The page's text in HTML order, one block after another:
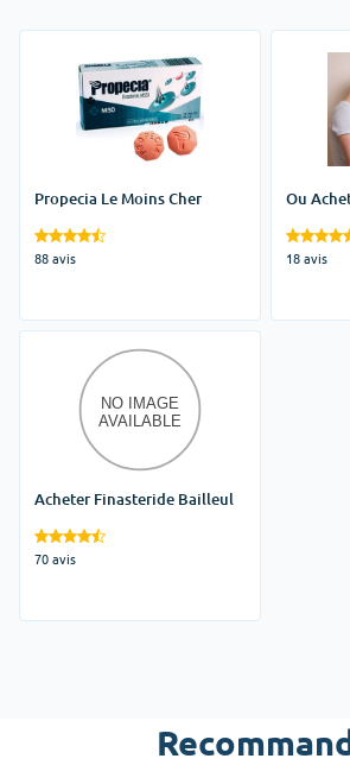
Propecia Le Moins Cher
88 avis
Ou
18 avis
Acheter Finasteride Bailleul
70 avis